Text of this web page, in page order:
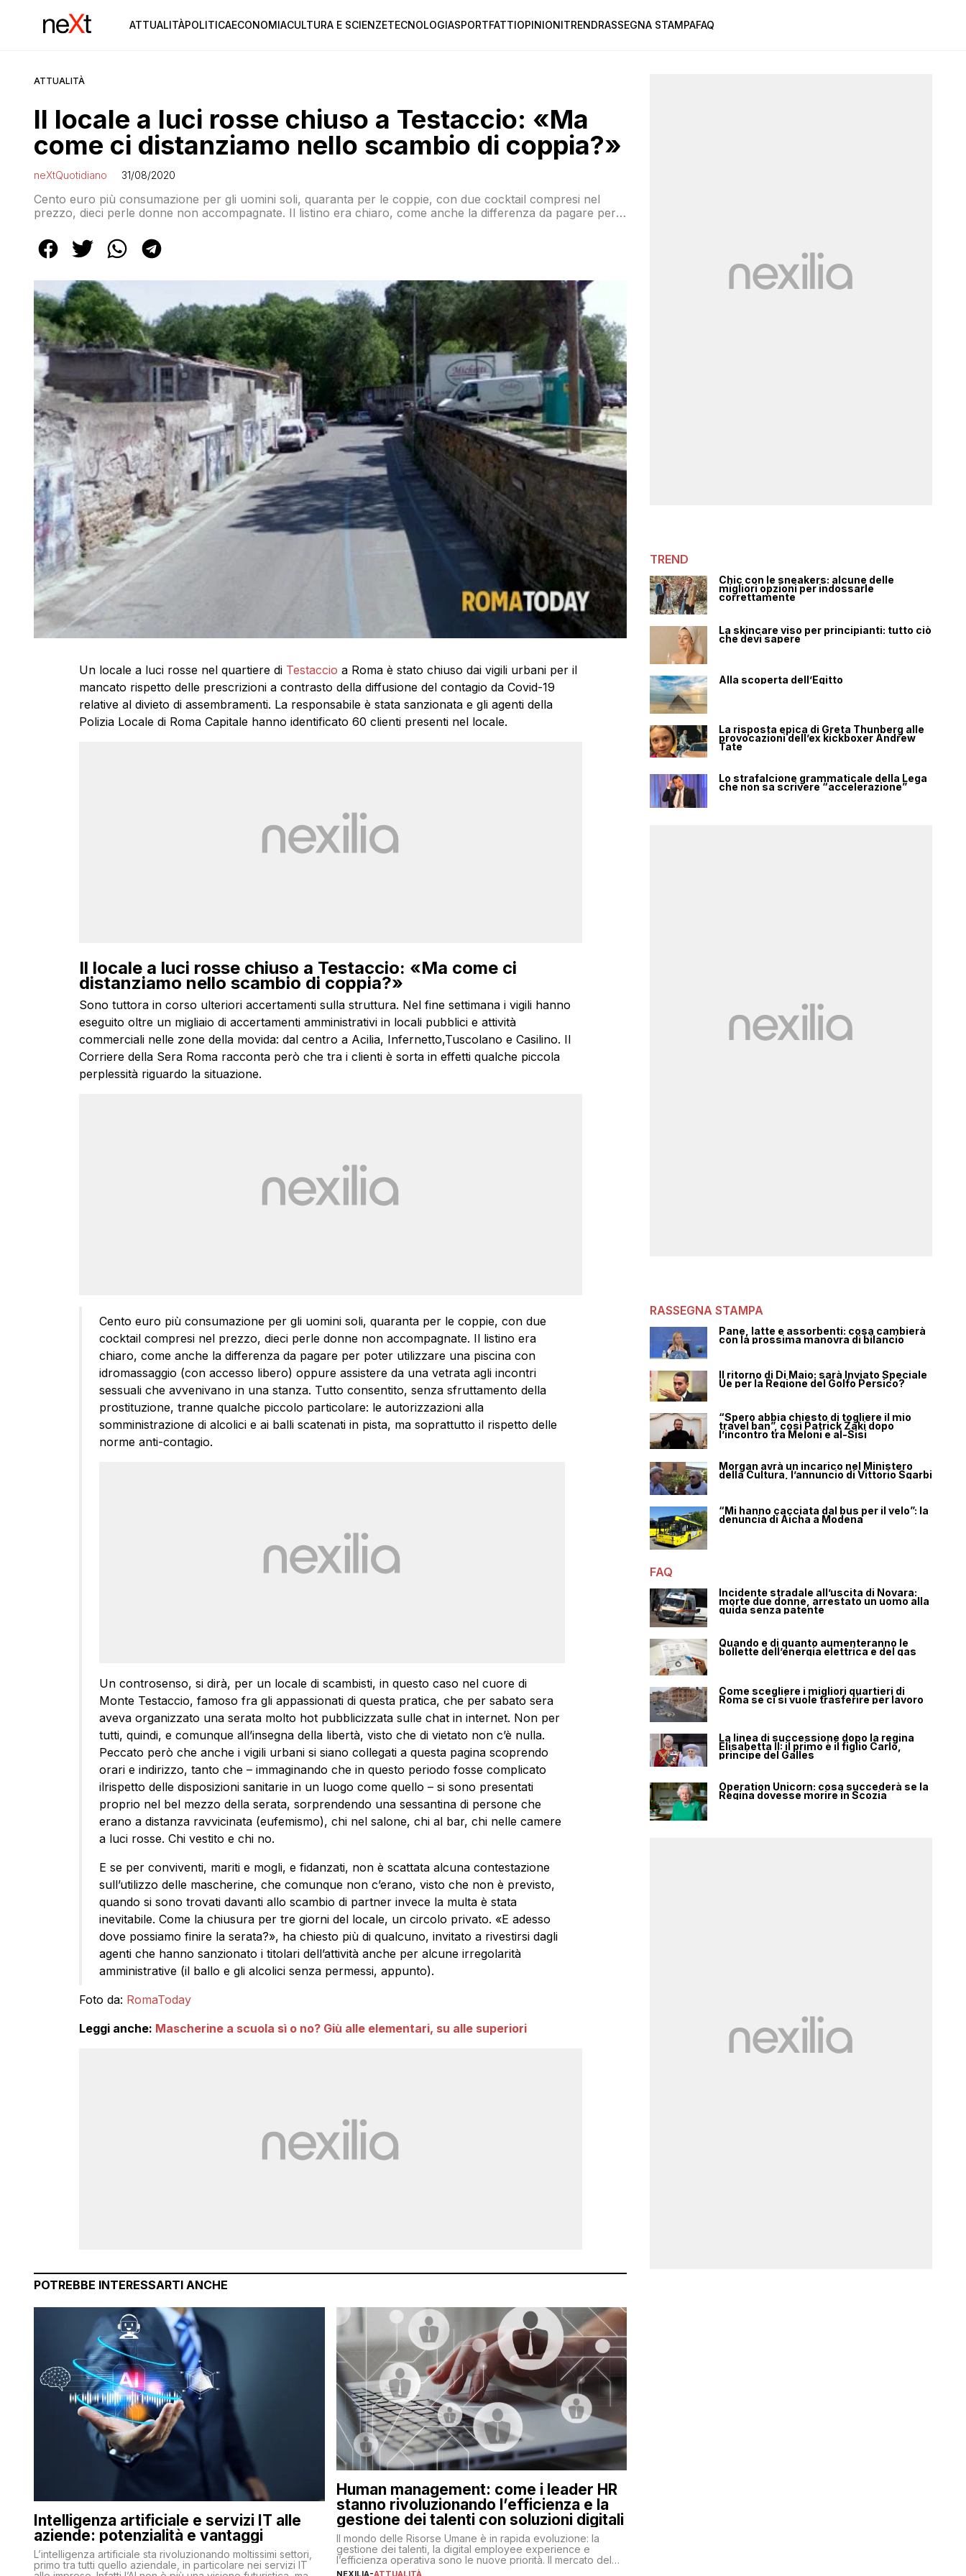
ATTUALITÀPOLITICAECONOMIACULTURA E SCIENZETECNOLOGIASPORTFATTIOPINIONITRENDRASSEGNA STAMPAFAQ
ATTUALITÀ
Il locale a luci rosse chiuso a Testaccio: «Ma
come ci distanziamo nello scambio di coppia?»
neXtQuotidiano 31/08/2020
Cento euro più consumazione per gli uomini soli, quaranta per le coppie, con due cocktail compresi nel
prezzo, dieci perle donne non accompagnate. Il listino era chiaro, come anche la differenza da pagare per
incontri sessuali che avvenivano in una stanza. Ma poi sono arrivati i vigili
Un locale a luci rosse nel quartiere di Testaccio a Roma è stato chiuso dai vigili urbani per il
mancato rispetto delle prescrizioni a contrasto della diffusione del contagio da Covid-19
relative al divieto di assembramenti. La responsabile è stata sanzionata e gli agenti della
Polizia Locale di Roma Capitale hanno identificato 60 clienti presenti nel locale.
Il locale a luci rosse chiuso a Testaccio: «Ma come ci
distanziamo nello scambio di coppia?»
Sono tuttora in corso ulteriori accertamenti sulla struttura. Nel fine settimana i vigili hanno
eseguito oltre un migliaio di accertamenti amministrativi in locali pubblici e attività
commerciali nelle zone della movida: dal centro a Acilia, Infernetto,Tuscolano e Casilino. Il
Corriere della Sera Roma racconta però che tra i clienti è sorta in effetti qualche piccola
perplessità riguardo la situazione.
Cento euro più consumazione per gli uomini soli, quaranta per le coppie, con due
cocktail compresi nel prezzo, dieci perle donne non accompagnate. Il listino era
chiaro, come anche la differenza da pagare per poter utilizzare una piscina con
idromassaggio (con accesso libero) oppure assistere da una vetrata agli incontri
sessuali che avvenivano in una stanza. Tutto consentito, senza sfruttamento della
prostituzione, tranne qualche piccolo particolare: le autorizzazioni alla
somministrazione di alcolici e ai balli scatenati in pista, ma soprattutto il rispetto delle
norme anti-contagio.
Un controsenso, si dirà, per un locale di scambisti, in questo caso nel cuore di
Monte Testaccio, famoso fra gli appassionati di questa pratica, che per sabato sera
aveva organizzato una serata molto hot pubblicizzata sulle chat in internet. Non per
tutti, quindi, e comunque all’insegna della libertà, visto che di vietato non c’è nulla.
Peccato però che anche i vigili urbani si siano collegati a questa pagina scoprendo
orari e indirizzo, tanto che – immaginando che in questo periodo fosse complicato
ilrispetto delle disposizioni sanitarie in un luogo come quello – si sono presentati
proprio nel bel mezzo della serata, sorprendendo una sessantina di persone che
erano a distanza ravvicinata (eufemismo), chi nel salone, chi al bar, chi nelle camere
a luci rosse. Chi vestito e chi no.
E se per conviventi, mariti e mogli, e fidanzati, non è scattata alcuna contestazione
sull’utilizzo delle mascherine, che comunque non c’erano, visto che non è previsto,
quando si sono trovati davanti allo scambio di partner invece la multa è stata
inevitabile. Come la chiusura per tre giorni del locale, un circolo privato. «E adesso
dove possiamo finire la serata?», ha chiesto più di qualcuno, invitato a rivestirsi dagli
agenti che hanno sanzionato i titolari dell’attività anche per alcune irregolarità
amministrative (il ballo e gli alcolici senza permessi, appunto).
Foto da: RomaToday
Leggi anche: Mascherine a scuola sì o no? Giù alle elementari, su alle superiori
POTREBBE INTERESSARTI ANCHE
Intelligenza artificiale e servizi IT alle
aziende: potenzialità e vantaggi
L’intelligenza artificiale sta rivoluzionando moltissimi settori,
primo tra tutti quello aziendale, in particolare nei servizi IT
Human management: come i leader HR
stanno rivoluzionando l’efficienza e la
gestione dei talenti con soluzioni digitali
Il mondo delle Risorse Umane è in rapida evoluzione: la
gestione dei talenti, la digital employee experience e
l’efficienza operativa sono le nuove priorità. Il mercato del
lavoro, d’altra parte, è sempre più competitivo con una lotta
TREND
Chic con le sneakers: alcune delle
migliori opzioni per indossarle
correttamente
La skincare viso per principianti: tutto ciò
che devi sapere
Alla scoperta dell’Egitto
La risposta epica di Greta Thunberg alle
provocazioni dell’ex kickboxer Andrew
Tate
Lo strafalcione grammaticale della Lega
che non sa scrivere “accelerazione”
RASSEGNA STAMPA
Pane, latte e assorbenti: cosa cambierà
con la prossima manovra di bilancio
Il ritorno di Di Maio: sarà Inviato Speciale
Ue per la Regione del Golfo Persico?
“Spero abbia chiesto di togliere il mio
travel ban”, così Patrick Zaki dopo
l’incontro tra Meloni e al-Sisi
Morgan avrà un incarico nel Ministero
della Cultura, l’annuncio di Vittorio Sgarbi
“Mi hanno cacciata dal bus per il velo”: la
denuncia di Aicha a Modena
FAQ
Incidente stradale all’uscita di Novara:
morte due donne, arrestato un uomo alla
guida senza patente
Quando e di quanto aumenteranno le
bollette dell’energia elettrica e del gas
Come scegliere i migliori quartieri di
Roma se ci si vuole trasferire per lavoro
La linea di successione dopo la regina
Elisabetta II: il primo è il figlio Carlo,
principe del Galles
Operation Unicorn: cosa succederà se la
Regina dovesse morire in Scozia